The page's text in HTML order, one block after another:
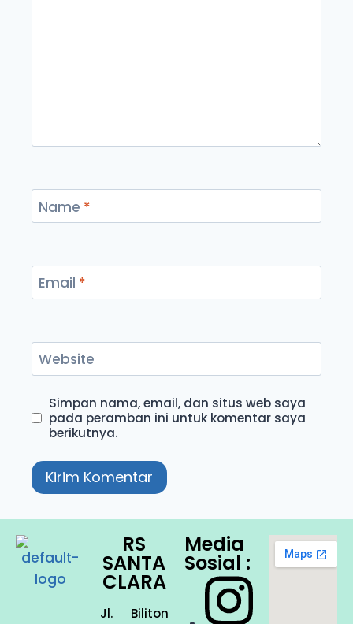
Name *
Email *
Website
Simpan nama, email, dan situs web saya
pada peramban ini untuk komentar saya
berikutnya.
RS
SANTA
CLARA
Jl. Biliton
Media
Sosial :